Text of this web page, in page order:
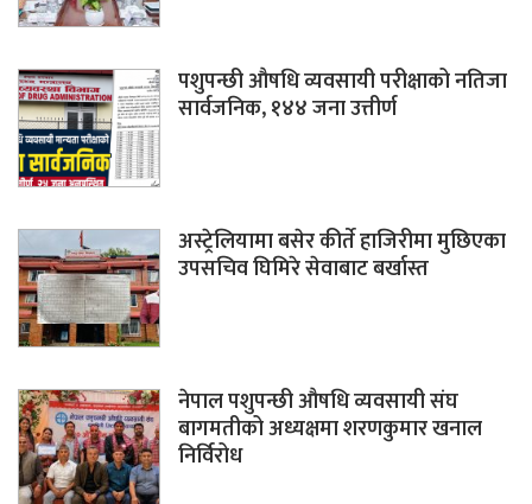
पशुपन्छी औषधि व्यवसायी परीक्षाको नतिजा
सार्वजनिक, १४४ जना उत्तीर्ण
अस्ट्रेलियामा बसेर कीर्ते हाजिरीमा मुछिएका
उपसचिव घिमिरे सेवाबाट बर्खास्त
नेपाल पशुपन्छी औषधि व्यवसायी संघ
बागमतीको अध्यक्षमा शरणकुमार खनाल
निर्विरोध